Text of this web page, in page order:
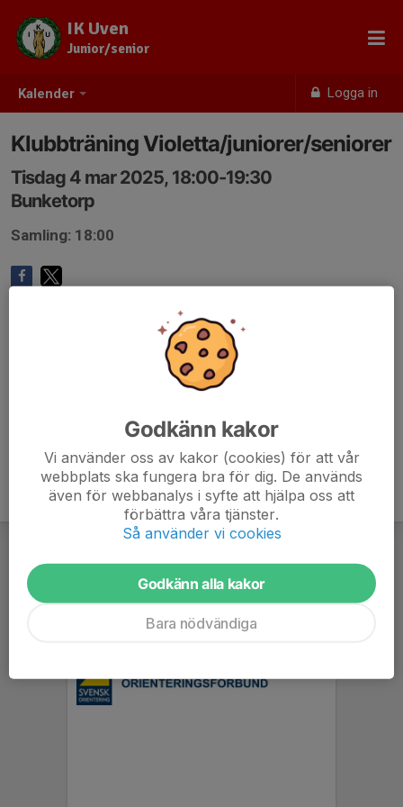
Kalender Logga in
IK Uven
Junior/senior
Klubbträning Violetta/juniorer/seniorer
Tisdag 4 mar 2025, 18:00-19:30
Bunketorp
Samling: 18:00
Godkänn kakor
Vi använder oss av kakor (cookies) för att vår
webbplats ska fungera bra för dig. De används
även för webbanalys i syfte att hjälpa oss att
förbättra våra tjänster.
Så använder vi cookies
Godkänn alla kakor
Bara nödvändiga